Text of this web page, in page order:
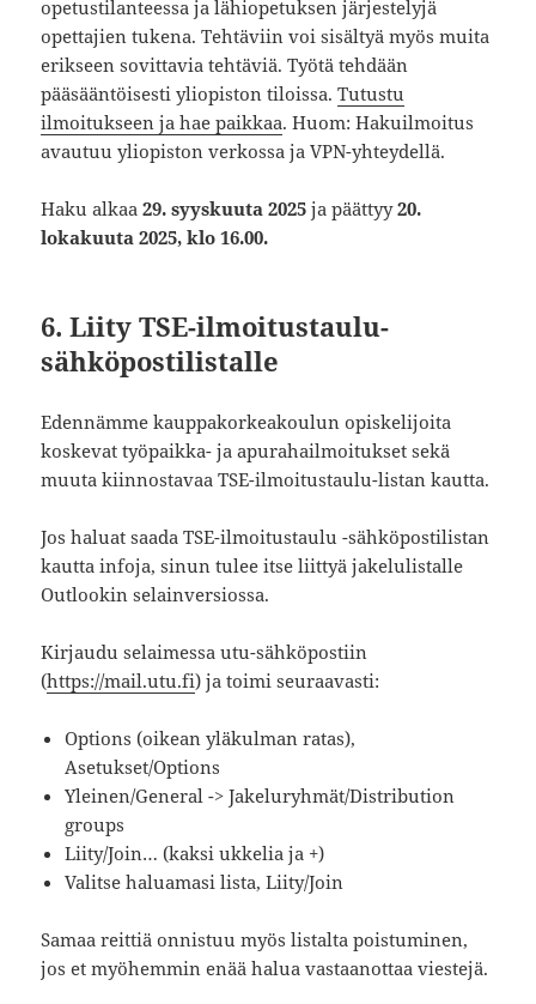
opetustilanteessa ja lähiopetuksen järjestelyjä
opettajien tukena. Tehtäviin voi sisältyä myös muita
erikseen sovittavia tehtäviä. Työtä tehdään
pääsääntöisesti yliopiston tiloissa.Tutustu
ilmoitukseen ja hae paikkaa. Huom: Hakuilmoitus
avautuu yliopiston verkossa ja VPN-yhteydellä.
Haku alkaa29. syyskuuta 2025 ja päättyy20.
lokakuuta 2025, klo 16.00.
6. Liity TSE-ilmoitustaulu-
sähköpostilistalle
Edennämme kauppakorkeakoulun opiskelijoita
koskevat työpaikka- ja apurahailmoitukset sekä
muuta kiinnostavaa TSE-ilmoitustaulu-listan kautta.
Jos haluat saada TSE-ilmoitustaulu -sähköpostilistan
kautta infoja, sinun tulee itse liittyä jakelulistalle
Outlookin selainversiossa.
Kirjaudu selaimessa utu-sähköpostiin
(https://mail.utu.fi) ja toimi seuraavasti:
Options (oikean yläkulman ratas),
Asetukset/Options
Yleinen/General -> Jakeluryhmät/Distribution
groups
Liity/Join… (kaksi ukkelia ja +)
Valitse haluamasi lista, Liity/Join
Samaa reittiä onnistuu myös listalta poistuminen,
jos et myöhemmin enää halua vastaanottaa viestejä.